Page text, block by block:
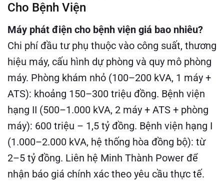
Cho Bệnh Viện
Máy phát điện cho bệnh viện giá bao nhiêu?
Chi phí đầu tư phụ thuộc vào công suất, thương
hiệu máy, cấu hình dự phòng và quy mô phòng
máy. Phòng khám nhỏ (100–200 kVA, 1 máy +
ATS): khoảng 150–300 triệu đồng. Bệnh viện
hạng II (500–1.000 kVA, 2 máy + ATS + phòng
máy): 600 triệu – 1,5 tỷ đồng. Bệnh viện hạng I
(1.000–2.000 kVA, hệ thống hòa đồng bộ): từ
2–5 tỷ đồng. Liên hệ Minh Thành Power để
nhận báo giá chính xác theo yêu cầu thực tế.